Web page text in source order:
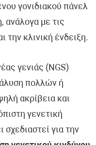
γονιδιακού πάνελ
ανάλογα με τις
την κλινική ένδειξη.
γενιάς (NGS)
πολλών ή
ακρίβεια και
γενετική
για την